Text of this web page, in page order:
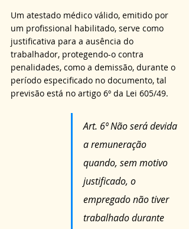
Um atestado médico válido, emitido por
um profissional habilitado, serve como
justificativa para a ausência do
trabalhador, protegendo-o contra
penalidades, como a demissão, durante o
período especificado no documento, tal
previsão está no artigo 6º da Lei 605/49.
Art. 6º Não será devida
a remuneração
quando, sem motivo
justificado, o
empregado não tiver
trabalhado durante